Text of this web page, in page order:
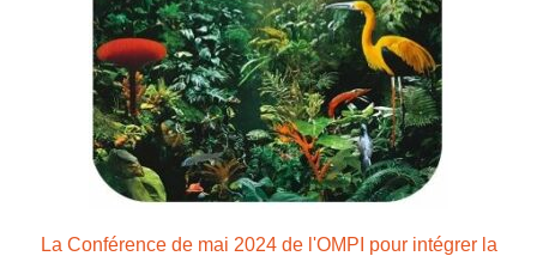
La Conférence de mai 2024 de l'OMPI pour intégrer la